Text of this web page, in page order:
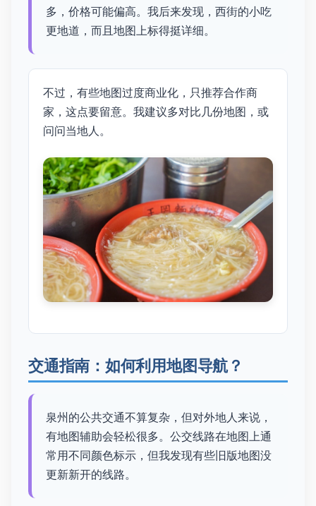
多，价格可能偏高。我后来发现，西街的小吃
更地道，而且地图上标得挺详细。
不过，有些地图过度商业化，只推荐合作商
家，这点要留意。我建议多对比几份地图，或
问问当地人。
交通指南：如何利用地图导航？
泉州的公共交通不算复杂，但对外地人来说，
有地图辅助会轻松很多。公交线路在地图上通
常用不同颜色标示，但我发现有些旧版地图没
更新新开的线路。